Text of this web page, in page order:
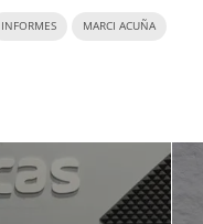
INFORMES MARCI ACUÑA